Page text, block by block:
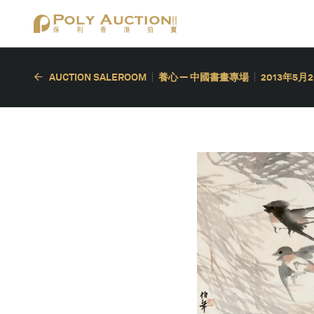
AUCTION SALEROOM 養心 — 中國書畫專場 2013年5月